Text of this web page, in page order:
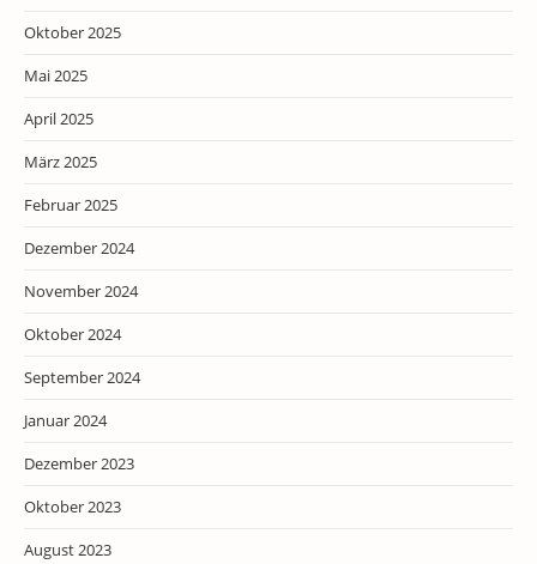
Oktober 2025
Mai 2025
April 2025
März 2025
Februar 2025
Dezember 2024
November 2024
Oktober 2024
September 2024
Januar 2024
Dezember 2023
Oktober 2023
August 2023